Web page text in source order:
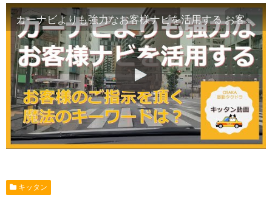
カーナビよりも強力なお客様ナビを活用する お客様のご指示を頂く魔法のキーワードとは？【大阪昼勤タクドラ】キッタン動画
キッタン